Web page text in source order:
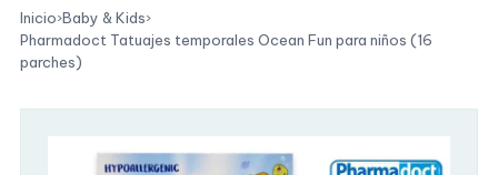
Inicio›Baby & Kids›
Pharmadoct Tatuajes temporales Ocean Fun para niños (16
parches)